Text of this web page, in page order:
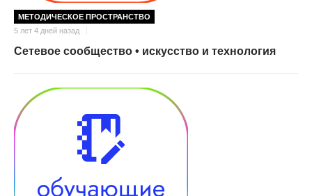
МЕТОДИЧЕСКОЕ ПРОСТРАНСТВО
5 лет 4 дней назад
Сетевое сообщество • искусство и технология